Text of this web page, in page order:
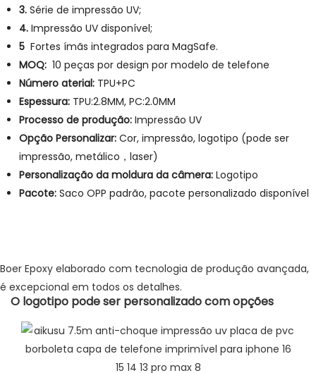
3. Série de impressão UV;
4. Impressão UV disponível;
5 Fortes ímãs integrados para MagSafe.
MOQ: 10 peças por design por modelo de telefone
Número aterial: TPU+PC
Espessura: TPU:2.8MM, PC:2.0MM
Processo de produção: Impressão UV
Opção Personalizar: Cor, impressão, logotipo (pode ser
impressão, metálico，laser)
Personalização da moldura da câmera: Logotipo
Pacote: Saco OPP padrão, pacote personalizado disponível
Boer Epoxy elaborado com tecnologia de produção avançada,
é excepcional em todos os detalhes.
O logotipo pode ser personalizado com opções